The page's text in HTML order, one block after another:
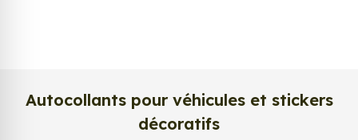
légèrement satiné. Ce support haut de gamme
garantit une excellente stabilité dans le temps, une
surface lisse au toucher, et une fidélité des teintes
Autocollants pour véhicules et stickers
décoratifs